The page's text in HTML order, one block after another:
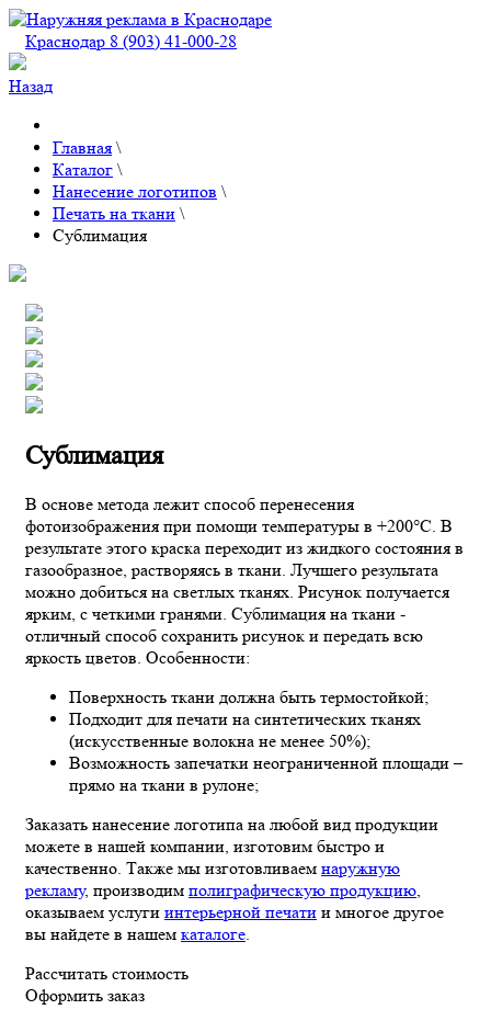
Краснодар 8 (903) 41-000-28
Назад
Главная \
Каталог \
Нанесение логотипов \
Печать на ткани \
Сублимация
Сублимация
В основе метода лежит способ перенесения
фотоизображения при помощи температуры в +200°С. В
результате этого краска переходит из жидкого состояния в
газообразное, растворяясь в ткани. Лучшего результата
можно добиться на светлых тканях. Рисунок получается
ярким, с четкими гранями. Сублимация на ткани -
отличный способ сохранить рисунок и передать всю
яркость цветов. Особенности:
Поверхность ткани должна быть термостойкой;
Подходит для печати на синтетических тканях
(искусственные волокна не менее 50%);
Возможность запечатки неограниченной площади –
прямо на ткани в рулоне;
Заказать нанесение логотипа на любой вид продукции
можете в нашей компании, изготовим быстро и
качественно. Также мы изготовливаем наружную
рекламу, производим полиграфическую продукцию,
оказываем услуги интерьерной печати и многое другое
вы найдете в нашем каталоге.
Рассчитать стоимость
Оформить заказ